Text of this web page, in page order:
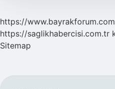
https://www.bayrakforum.com
https://saglikhabercisi.com.tr
Sitemap